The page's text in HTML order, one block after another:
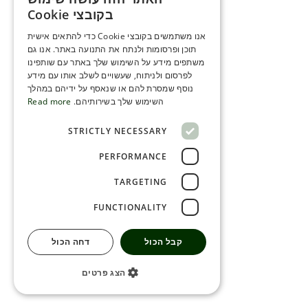
ENGLISH
SERBIA
HEBREW
RUSSIAN
SERBIAN-2
בקובצי Cookie
אנו משתמשים בקובצי Cookie כדי להתאים אישית
תוכן ופרסומות ולנתח את התנועה באתר. אנו גם
משתפים מידע על השימוש שלך באתר עם שותפינו
לפרסום ולניתוח, שעשויים לשלב אותו עם מידע
נוסף שמסרת להם או שנאסף על ידיהם במהלך
השימוש שלך בשירותיהם. Read more
STRICTLY NECESSARY
PERFORMANCE
TARGETING
FUNCTIONALITY
קבל הכול דחה הכול
הצג פרטים